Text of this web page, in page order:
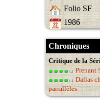
Folio SF
1986
Chroniques
Critique de la
Prenant !
Dallas
parrallèles